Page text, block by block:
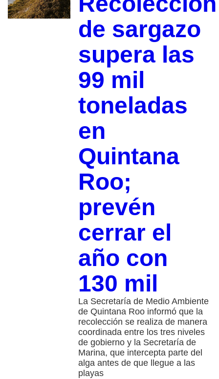
de sargazo
supera las
99 mil
toneladas
en
Quintana
Roo;
prevén
cerrar el
año con
130 mil
La Secretaría de Medio Ambiente
de Quintana Roo informó que la
recolección se realiza de manera
coordinada entre los tres niveles
de gobierno y la Secretaría de
Marina, que intercepta parte del
alga antes de que llegue a las
playas